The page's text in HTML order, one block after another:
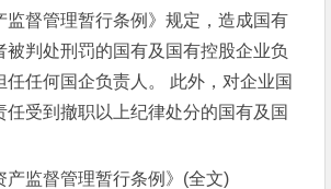
监督管理暂行条例》规定，造成国有
被判处刑罚的国有及国有控股企业负
任任何国企负责人。 此外，对企业国
任受到撤职以上纪律处分的国有及国
产监督管理暂行条例》(全文)